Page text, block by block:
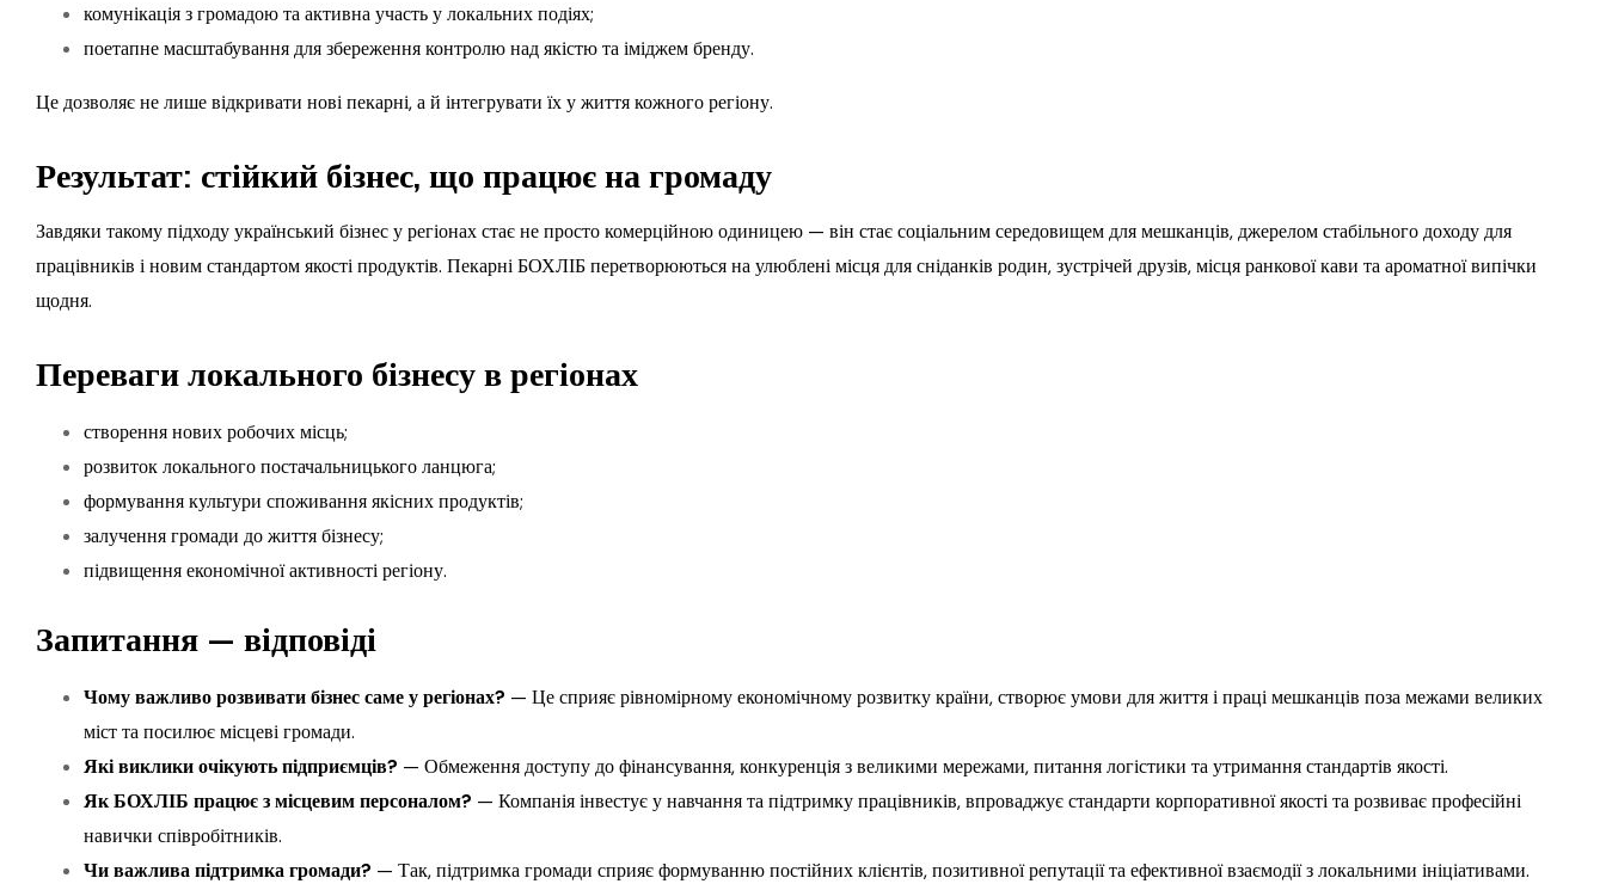
комунікація з громадою та активна участь у локальних подіях;
поетапне масштабування для збереження контролю над якістю та іміджем бренду.
Це дозволяє не лише відкривати нові пекарні, а й інтегрувати їх у життя кожного регіону.
Результат: стійкий бізнес, що працює на громаду
Завдяки такому підходу український бізнес у регіонах стає не просто комерційною одиницею — він стає соціальним середовищем для мешканців, джерелом стабільного доходу для
працівників і новим стандартом якості продуктів. Пекарні БОХЛІБ перетворюються на улюблені місця для сніданків родин, зустрічей друзів, місця ранкової кави та ароматної випічки
щодня.
Переваги локального бізнесу в регіонах
створення нових робочих місць;
розвиток локального постачальницького ланцюга;
формування культури споживання якісних продуктів;
залучення громади до життя бізнесу;
підвищення економічної активності регіону.
Запитання — відповіді
Чому важливо розвивати бізнес саме у регіонах? — Це сприяє рівномірному економічному розвитку країни, створює умови для життя і праці мешканців поза межами великих
міст та посилює місцеві громади.
Які виклики очікують підприємців? — Обмеження доступу до фінансування, конкуренція з великими мережами, питання логістики та утримання стандартів якості.
Як БОХЛІБ працює з місцевим персоналом? — Компанія інвестує у навчання та підтримку працівників, впроваджує стандарти корпоративної якості та розвиває професійні
навички співробітників.
Чи важлива підтримка громади? — Так, підтримка громади сприяє формуванню постійних клієнтів, позитивної репутації та ефективної взаємодії з локальними ініціативами.